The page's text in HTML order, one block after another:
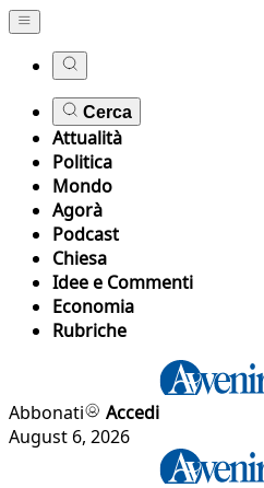
Cerca
Attualità
Politica
Mondo
Agorà
Podcast
Chiesa
Idee e Commenti
Economia
Rubriche
Abbonati
Accedi
August 6, 2026